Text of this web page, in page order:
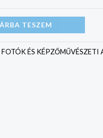
TESZEM
FOTÓK ÉS KÉPZŐMŰVÉSZETI